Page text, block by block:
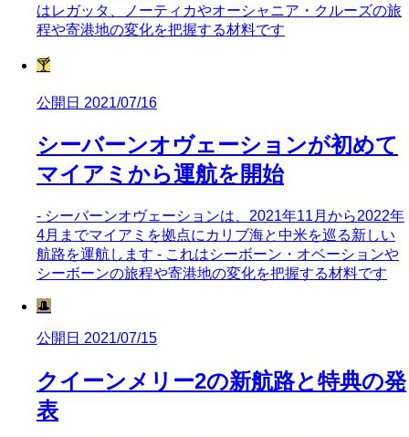
はレガッタ、ノーティカやオーシャニア・クルーズの旅
程や寄港地の変化を把握する材料です
🍸
公開日 2021/07/16
シーバーンオヴェーションが初めて
マイアミから運航を開始
- シーバーンオヴェーションは、2021年11月から2022年
4月までマイアミを拠点にカリブ海と中米を巡る新しい
航路を運航します - これはシーボーン・オベーションや
シーボーンの旅程や寄港地の変化を把握する材料です
🎩
公開日 2021/07/15
クイーンメリー2の新航路と特典の発
表